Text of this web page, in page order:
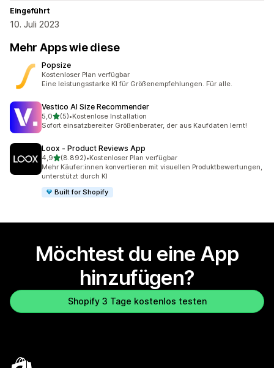
Eingeführt
10. Juli 2023
Mehr Apps wie diese
Popsize
Kostenloser Plan verfügbar
Eine leistungsstarke KI für Größenempfehlungen. Für alle.
Vestico AI Size Recommender
5,0von 5 Sternen
(5)
5 Rezensionen insgesamt
•Kostenlose Installation
Sofort einsatzbereiter Größenberater, der aus Kaufdaten lernt!
Loox ‑ Product Reviews App
4,9von 5 Sternen
(8.892)
8892 Rezensionen insgesamt
•Kostenloser Plan verfügbar
Mehr Käufer:innen konvertieren mit visuellen Produktbewertungen,
unterstützt durch KI
Built for Shopify
Möchtest du eine App
hinzufügen?
Shopify 3 Tage kostenlos testen